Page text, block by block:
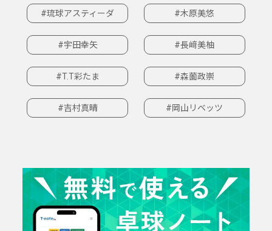
#琉球アスティーダ #木原美悠
#宇田幸矢 #長﨑美柚
#T.T彩たま #森薗政崇
#吉村真晴 #岡山リベッツ